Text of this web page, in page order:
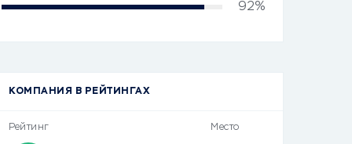
92%
КОМПАНИЯ В РЕЙТИНГАХ
Рейтинг Место